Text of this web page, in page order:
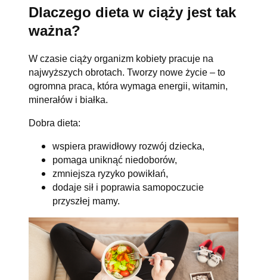
Dlaczego dieta w ciąży jest tak
ważna?
W czasie ciąży organizm kobiety pracuje na
najwyższych obrotach. Tworzy nowe życie – to
ogromna praca, która wymaga energii, witamin,
minerałów i białka.
Dobra dieta:
wspiera prawidłowy rozwój dziecka,
pomaga uniknąć niedoborów,
zmniejsza ryzyko powikłań,
dodaje sił i poprawia samopoczucie
przyszłej mamy.